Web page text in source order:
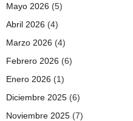
Mayo 2026 (5)
Abril 2026 (4)
Marzo 2026 (4)
Febrero 2026 (6)
Enero 2026 (1)
Diciembre 2025 (6)
Noviembre 2025 (7)